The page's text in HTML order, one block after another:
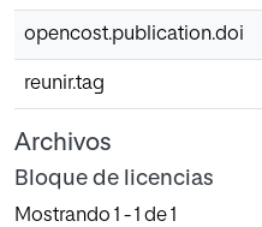
opencost.publication.doi
reunir.tag
Archivos
Bloque de licencias
Mostrando 1 - 1 de 1